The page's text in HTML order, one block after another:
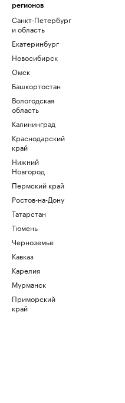
регионов
Санкт-Петербург
и область
Екатеринбург
Новосибирск
Омск
Башкортостан
Вологодская
область
Калининград
Краснодарский
край
Нижний
Новгород
Пермский край
Ростов-на-Дону
Татарстан
Тюмень
Черноземье
Кавказ
Карелия
Мурманск
Приморский
край